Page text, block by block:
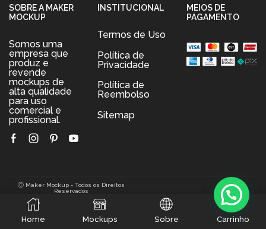
SOBRE A MAKER
MOCKUP
Somos uma
empresa que
produz e
revende
mockups de
alta qualidade
para uso
comercial e
profissional.
FacebookInstagram
PinterestYoutube
INSTITUCIONAL
Termos de Uso
Política de
Privacidade
Política de
Reembolso
Sitemap
MEIOS DE
PAGAMENTO
Ⓒ Maker Mockup - Todos os Direitos
Reservados
Home Mockups Sobre
0
Carrinho